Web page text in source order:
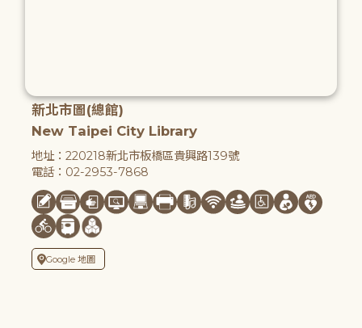
新北市圖(總館)
New Taipei City Library
地址：220218新北市板橋區貴興路139號
電話：02-2953-7868
Google 地圖